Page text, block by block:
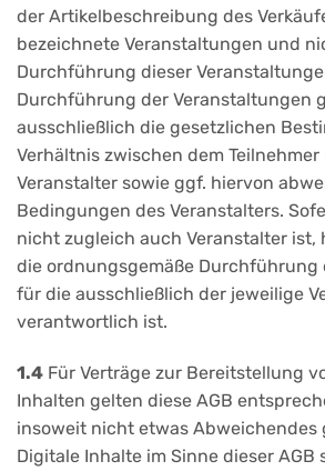
der Artikelbeschreibung des
bezeichnete Veranstaltungen und
Durchführung dieser
Durchführung der Veranstaltungen
ausschließlich die gesetzlichen
Verhältnis zwischen dem Teilnehmer
Veranstalter sowie ggf. hiervon
Bedingungen des Veranstalters.
nicht zugleich auch Veranstalter
die ordnungsgemäße Durchführung
für die ausschließlich der jeweilige
verantwortlich ist.
1.4 Für Verträge zur Bereitstellung
Inhalten gelten diese AGB
insoweit nicht etwas Abweichendes
Digitale Inhalte im Sinne dieser AGB